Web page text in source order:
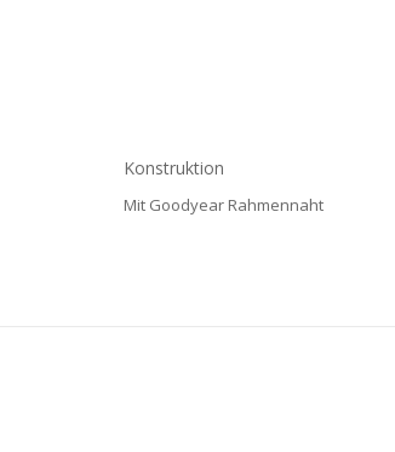
Konstruktion
Mit Goodyear Rahmennaht